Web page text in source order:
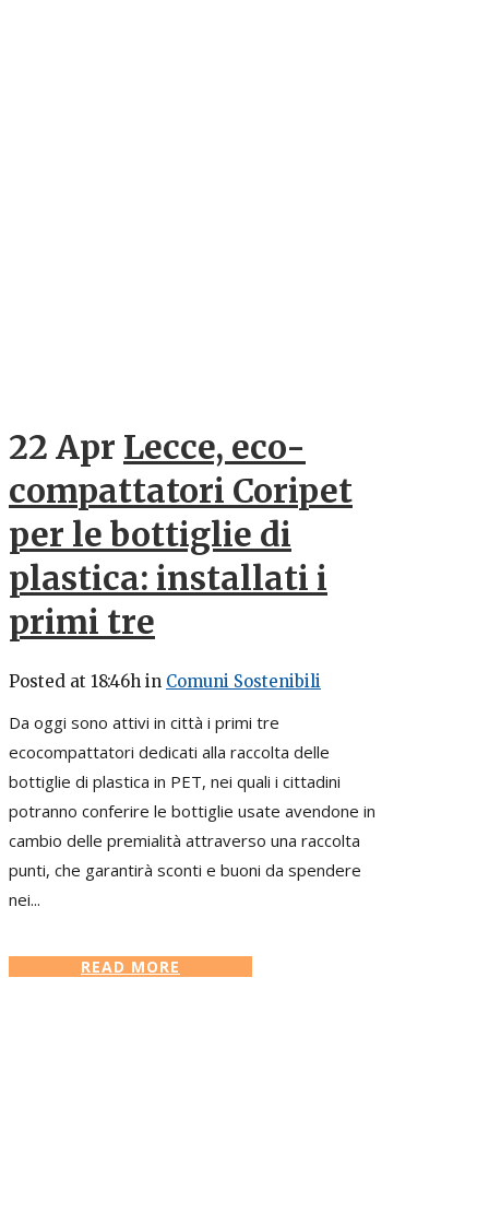
22 Apr Lecce, eco-
compattatori Coripet
per le bottiglie di
plastica: installati i
primi tre
Posted at 18:46h in Comuni Sostenibili
Da oggi sono attivi in città i primi tre
ecocompattatori dedicati alla raccolta delle
bottiglie di plastica in PET, nei quali i cittadini
potranno conferire le bottiglie usate avendone in
cambio delle premialità attraverso una raccolta
punti, che garantirà sconti e buoni da spendere
nei...
READ MORE